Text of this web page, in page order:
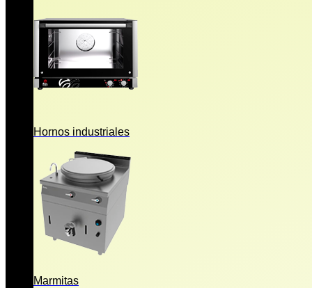
Hornos industriales
Marmitas